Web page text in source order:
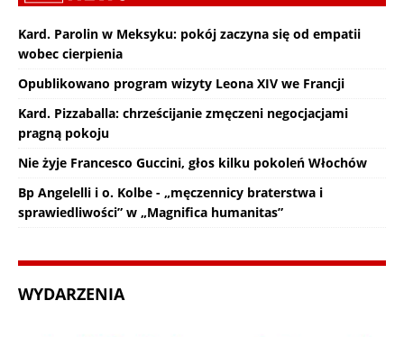
Kard. Parolin w Meksyku: pokój zaczyna się od empatii
wobec cierpienia
Opublikowano program wizyty Leona XIV we Francji
Kard. Pizzaballa: chrześcijanie zmęczeni negocjacjami
pragną pokoju
Nie żyje Francesco Guccini, głos kilku pokoleń Włochów
Bp Angelelli i o. Kolbe - „męczennicy braterstwa i
sprawiedliwości” w „Magnifica humanitas”
WYDARZENIA